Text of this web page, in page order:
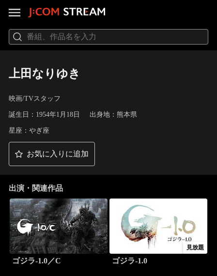
上田なりゆき
映画/TVスタッフ
誕生日：1954年1月18日 出身地：熊本県
星座：やぎ座
お気に入りに追加
出演・関連作品
ゴジラ-1.0／C
見放題
ゴジラ-1.0